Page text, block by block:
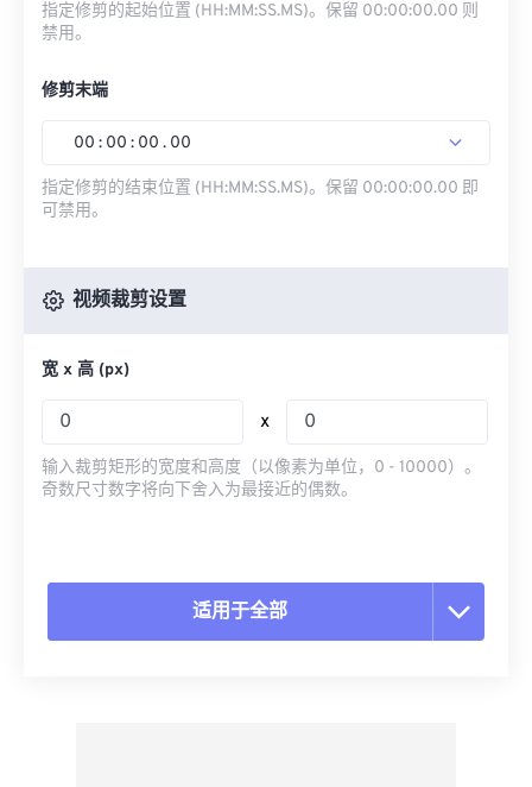
指定修剪的起始位置 (HH:MM:SS.MS)。保留 00:00:00.00 则
禁用。
修剪末端
00 : 00 : 00 . 00
指定修剪的结束位置 (HH:MM:SS.MS)。保留 00:00:00.00 即
可禁用。
视频裁剪设置
宽 x 高 (px)
x
输入裁剪矩形的宽度和高度（以像素为单位，0 - 10000）。
奇数尺寸数字将向下舍入为最接近的偶数。
适用于全部